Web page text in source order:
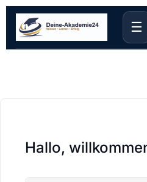
☰
Hallo,